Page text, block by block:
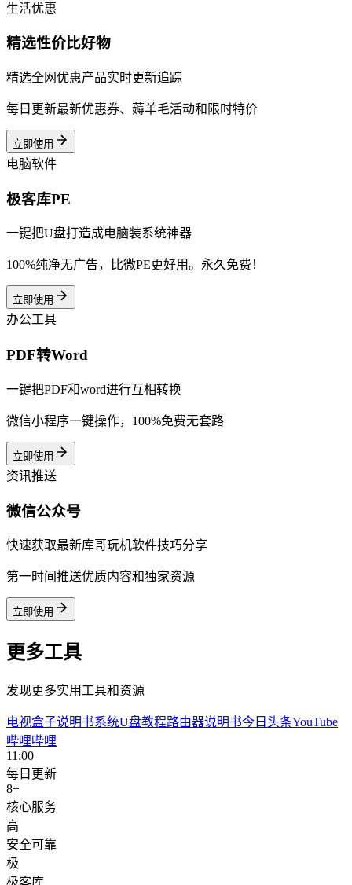
生活优惠
精选性价比好物
精选全网优惠产品实时更新追踪
每日更新最新优惠券、薅羊毛活动和限时特价
立即使用
电脑软件
极客库PE
一键把U盘打造成电脑装系统神器
100%纯净无广告，比微PE更好用。永久免费！
立即使用
办公工具
PDF转Word
一键把PDF和word进行互相转换
微信小程序一键操作，100%免费无套路
立即使用
资讯推送
微信公众号
快速获取最新库哥玩机软件技巧分享
第一时间推送优质内容和独家资源
立即使用
更多工具
发现更多实用工具和资源
电视盒子说明书系统U盘教程路由器说明书今日头条YouTube
哔哩哔哩
11:00
每日更新
8+
核心服务
高
安全可靠
极